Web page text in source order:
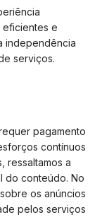
eficientes e
independência
serviços.
pagamento
contínuos
ressaltamos a
do conteúdo. No
os anúncios
pelos serviços